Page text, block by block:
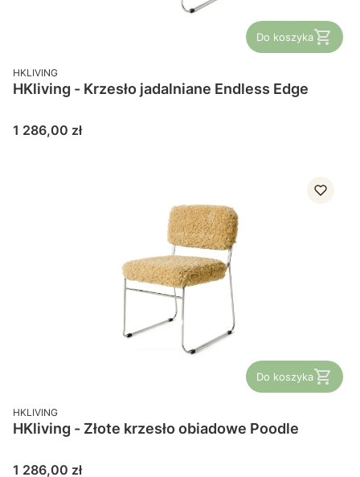
Do koszyka
PRODUCENT
HKLIVING
HKliving - Krzesło jadalniane Endless Edge
Cena
1 286,00 zł
Do koszyka
PRODUCENT
HKLIVING
HKliving - Złote krzesło obiadowe Poodle
Cena
1 286,00 zł